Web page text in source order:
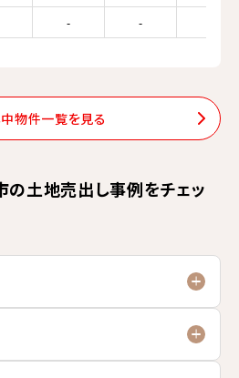
- -
物件一覧を見る
の土地売出し事例をチェッ